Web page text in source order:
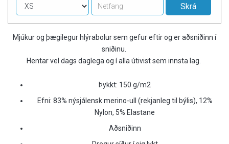
Mjúkur og þægilegur hlýrabolur sem gefur eftir og er aðsniðinn í
sniðinu.
Hentar vel dags daglega og í alla útivist sem innsta lag.
Þykkt: 150 g/m2
Efni: 83% nýsjálensk merino-ull (rekjanleg til býlis), 12%
Nylon, 5% Elastane
Aðsniðinn